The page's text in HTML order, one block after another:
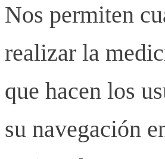
Nos permiten
realizar la
que hacen los
su navegación